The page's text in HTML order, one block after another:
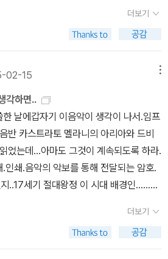
방이니까 말이다. 마치 여름 하늘 속에 그
럼.129🌱그때 나는 검사의 말을 이해하
가 ‘그의 정부‘라고 말했기 때문이다. 그
름이다. 132🌱지금의 나의 관심거리는 메
것,불가피한 것으로부터 빠져 나갈 길
는 일이다. 143🌱그들이 새벽녘에 온다
국 나는 밤마다 그 새벽을 기다리며 지
을 나는 언제나 싫어했다. 148🌱너는 죽
아 있다는 것에 대한 확신조차 너에게
에는 맨주먹 같을지 모르나, 나에게는 확
든 것에 대한 확신. 너보다 더한 확신
걸음 몸을 옮겨본댔자 태양으로부터 벗
었다.(P.87) 그것은 마치, 내가 불행의
낮은 목소리로 나에게, 덧붙여 할 말은
하고 싶었으므로 일어서서 그저 생각나
도는 없었다고 말했다. 재판장은 그건
, 지금까지 자기는 나의 변호방식을 잘
사의 말을 듣기 전에 내가 그런 행동을
주면 좋겠다고 했다. 나는 빠른 어조로 좀
고 우스꽝스러운 말인 줄 알면서도, 그것
. 장내에서 웃음이 터졌다. 나의 변호사
술은 여러 시간을 요할 것이니까 오후로
. 법정은 이에 동의했다.(P.136) 그들이
알고 있었다. 결국 나는 밤마다 그 새벽을
력'했다는 말이 나오는데, 이 변화도 그 일
과의 문학용어비평사전에서는 자유간접
이 서술자의 말과 겹쳐져 이중적 목소리
하는데, 거기서 들고 있는 예시는 다음
'I love her now.'간접화법 : He said t
간접화법 : He loved her now.쓰고
로 상관이 없는 것 같다는 생각이 들긴
대한 지식이 전무했기 때문에 해설에서
유간접화법의 반영인가?'라는 생각을 하
. 생각해보면 '너'로 표현된 전집판의 경
개정판의 경우는 뫼르소가 하는 말이 뫼
다. 자유간접화법에 대한 고민은 해결
정판에 집중했다. 앞 부분을 비교해보면
다. 1) 기존 전집판에서 '엄마'와 '어머
니'라고 지칭하는 표현은 딱 한 번 나왔
역했던 문장을 둘로 쪼개어 번역한 것
빈번하게 등장하던 이중 부정문을 많이
의 수식어가 줄었다. 5) 기존에 한 문단
것이 종종 있다. 기타 등등. '가독성을 돕
, 나는 개정판이 훨씬 잘 읽히고 눈에 잘
간결하게 표현하는 것이 카뮈가 『이방
낌을 더 잘 살리는 것이 아닐까하는 생각
여졌다. 자세한 것은 네이버 지식백과(링
실 안에 있는 여자 간호사를 '아랍인' 여
고 양로원 원장이 뫼르소에게 반말(정확
민할 겨를은 없었다. 온통 뭔가 뒤죽박죽
저 살았던 현인들의 아무 말이나 듣고 싶
복되어지는 것들에 대해서. 그리고 그 반
에게 참존가는 백년의 '짝지'이다. 참존가
읽었는지 모른다. 그들에 매료되고 쿤데
이나 읽었다. 영원회귀, 백년이 그 연장
작의 쉬이 알아주지 못할 고통에 있는 사
싶었다. 나도 무엇을 만들기는 하니깐.나
싶었다. 창작하고 싶었다. 나는 나의 감
나는 나의 감정도 잘 알지 못했다.박박 우
모두가 싫다고. 비난했다. 그리고 알았다.
에밀 아자르를.나는 내 감정에 대해 패배
더보기
02-15
각하면..
날에갑자기 이음악이 생각이 나서.임프
반 카스트라토 멜라니의 아리아와 드비
었는데...아마도 그것이 계속되도록 하라.
인쇄.음악의 악보를 통해 전달되는 암호.
..17세기 절대왕정 이 시대 배경인......알
고..이 편과 저편의 양세는 판이하게 달랐
한데 저쪽은 전운에 싸여서불길했지...
용하는아..나는 싫었지..카뮈의 페스트
더보기